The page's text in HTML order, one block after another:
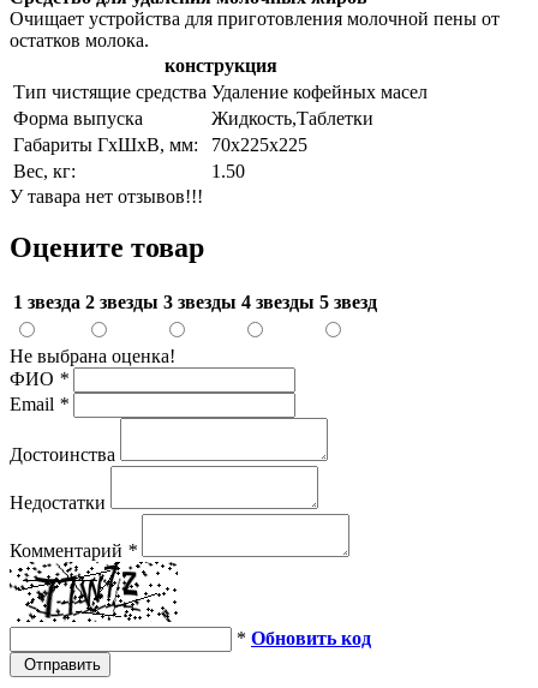
Очищает устройства для приготовления молочной пены от
остатков молока.
конструкция
Тип чистящие средства Удаление кофейных масел
Форма выпуска
Жидкость,Таблетки
Габариты ГхШхВ, мм:
70х225х225
Вес, кг:
1.50
У тавара нет отзывов!!!
Оцените товар
1 звезда 2 звезды 3 звезды 4 звезды 5 звезд
Не выбрана оценка!
ФИО *
Email *
Достоинства
Недостатки
Комментарий *
* Обновить код
Отправить